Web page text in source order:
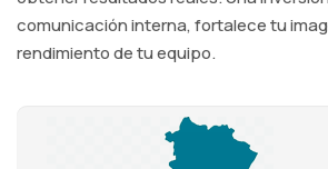
comunicación interna, fortalece tu
rendimiento de tu equipo.